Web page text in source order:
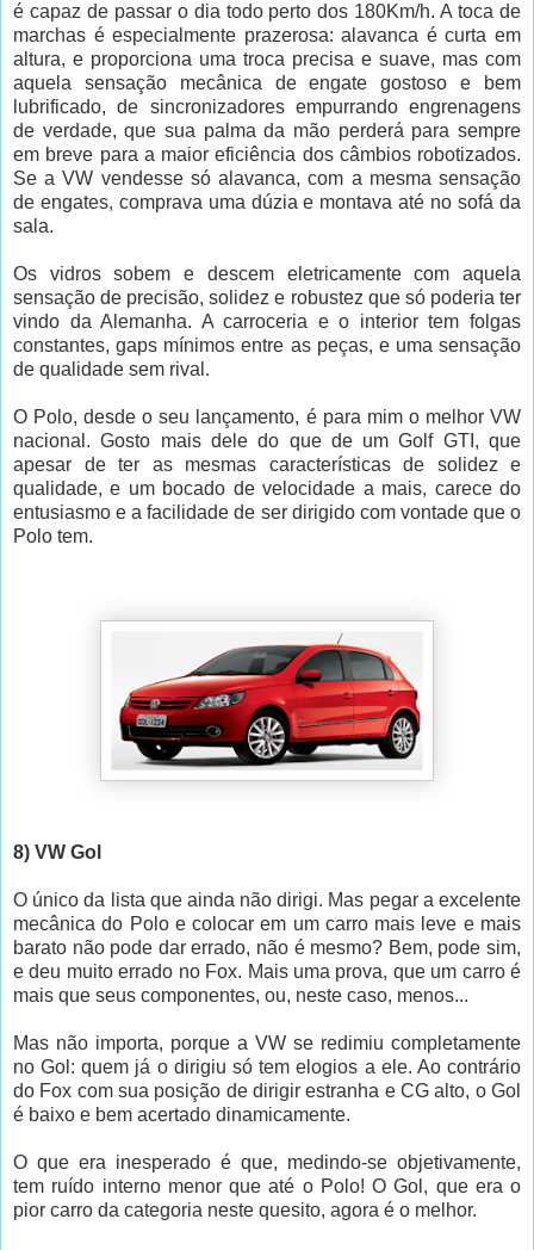
é capaz de passar o dia todo perto dos 180Km/h. A toca de
marchas é especialmente prazerosa: alavanca é curta em
altura, e proporciona uma troca precisa e suave, mas com
aquela sensação mecânica de engate gostoso e bem
lubrificado, de sincronizadores empurrando engrenagens
de verdade, que sua palma da mão perderá para sempre
em breve para a maior eficiência dos câmbios robotizados.
Se a VW vendesse só alavanca, com a mesma sensação
de engates, comprava uma dúzia e montava até no sofá da
sala.
Os vidros sobem e descem eletricamente com aquela
sensação de precisão, solidez e robustez que só poderia ter
vindo da Alemanha. A carroceria e o interior tem folgas
constantes, gaps mínimos entre as peças, e uma sensação
de qualidade sem rival.
O Polo, desde o seu lançamento, é para mim o melhor VW
nacional. Gosto mais dele do que de um Golf GTI, que
apesar de ter as mesmas características de solidez e
qualidade, e um bocado de velocidade a mais, carece do
entusiasmo e a facilidade de ser dirigido com vontade que o
Polo tem.
8) VW Gol
O único da lista que ainda não dirigi. Mas pegar a excelente
mecânica do Polo e colocar em um carro mais leve e mais
barato não pode dar errado, não é mesmo? Bem, pode sim,
e deu muito errado no Fox. Mais uma prova, que um carro é
mais que seus componentes, ou, neste caso, menos...
Mas não importa, porque a VW se redimiu completamente
no Gol: quem já o dirigiu só tem elogios a ele. Ao contrário
do Fox com sua posição de dirigir estranha e CG alto, o Gol
é baixo e bem acertado dinamicamente.
O que era inesperado é que, medindo-se objetivamente,
tem ruído interno menor que até o Polo! O Gol, que era o
pior carro da categoria neste quesito, agora é o melhor.